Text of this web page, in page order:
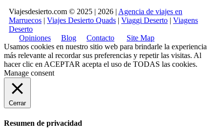
Viajesdesierto.com © 2025 | 2026 | Agencia de viajes en
Marruecos | Viajes Desierto Quads | Viaggi Deserto | Viagens
Deserto
Opiniones
Blog Contacto
Site Map
Usamos cookies en nuestro sitio web para brindarle la experiencia
más relevante al recordar sus preferencias y repetir las visitas. Al
hacer clic en ACEPTAR acepta el uso de TODAS las cookies.
Manage consent
Cerrar
Resumen de privacidad